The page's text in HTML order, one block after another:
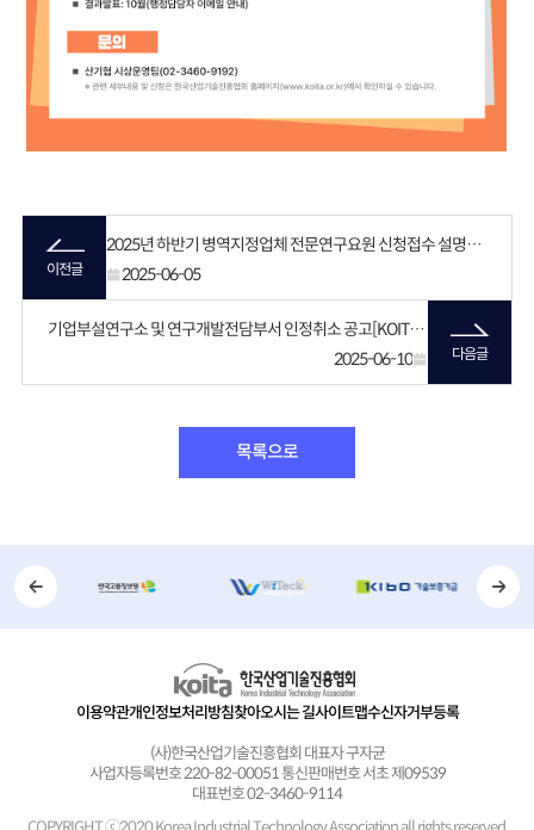
이전글
2025년 하반기 병역지정업체 전문연구요원 신청접수 설명회 안내
2025-06-05
기업부설연구소 및 연구개발전담부서 인정취소 공고[KOITA-25-0042]
2025-06-10
다음글
목록으로
이용약관개인정보처리방침찾아오시는 길사이트맵수신자거부등록
(사)한국산업기술진흥협회 대표자 구자균
사업자등록번호 220-82-00051 통신판매번호 서초 제09539
대표번호 02-3460-9114